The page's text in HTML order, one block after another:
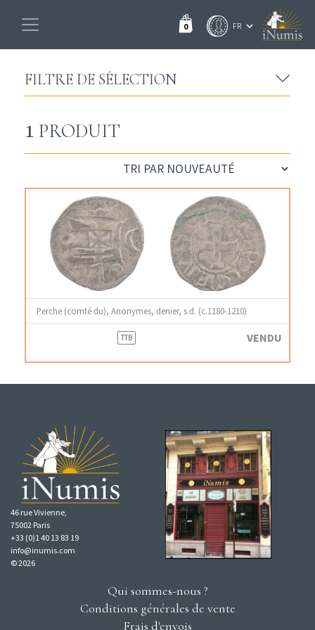
0
FILTRE DE SÉLECTION
1 PRODUIT
Perche (comté du), Anonymes, denier, s.d. (c.1180-1210)
TTB VENDU
46 rue Vivienne,
75002 Paris
+33 (0)1 40 13 83 19
info@inumis.com
© 2026
Qui sommes-nous ?
Conditions générales de vente
Frais d'envois